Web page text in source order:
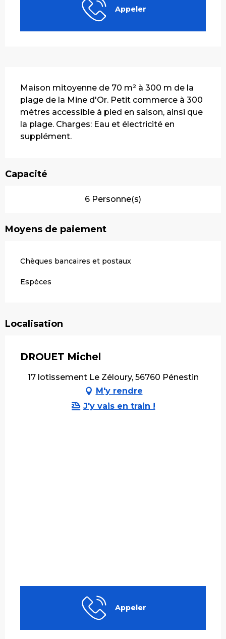
Appeler
Maison mitoyenne de 70 m² à 300 m de la
plage de la Mine d'Or. Petit commerce à 300
mètres accessible à pied en saison, ainsi que
la plage. Charges: Eau et électricité en
supplément.
Capacité
6 Personne(s)
Moyens de paiement
Chèques bancaires et postaux
Espèces
Localisation
DROUET Michel
17 lotissement Le Zéloury, 56760 Pénestin
M'y rendre
J'y vais en train !
Appeler